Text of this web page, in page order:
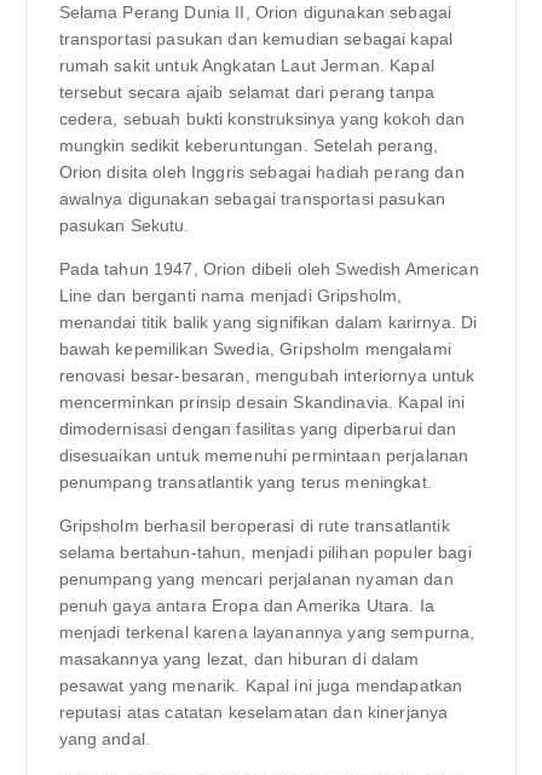
Selama Perang Dunia II, Orion digunakan sebagai
transportasi pasukan dan kemudian sebagai kapal
rumah sakit untuk Angkatan Laut Jerman. Kapal
tersebut secara ajaib selamat dari perang tanpa
cedera, sebuah bukti konstruksinya yang kokoh dan
mungkin sedikit keberuntungan. Setelah perang,
Orion disita oleh Inggris sebagai hadiah perang dan
awalnya digunakan sebagai transportasi pasukan
pasukan Sekutu.
Pada tahun 1947, Orion dibeli oleh Swedish American
Line dan berganti nama menjadi Gripsholm,
menandai titik balik yang signifikan dalam karirnya. Di
bawah kepemilikan Swedia, Gripsholm mengalami
renovasi besar-besaran, mengubah interiornya untuk
mencerminkan prinsip desain Skandinavia. Kapal ini
dimodernisasi dengan fasilitas yang diperbarui dan
disesuaikan untuk memenuhi permintaan perjalanan
penumpang transatlantik yang terus meningkat.
Gripsholm berhasil beroperasi di rute transatlantik
selama bertahun-tahun, menjadi pilihan populer bagi
penumpang yang mencari perjalanan nyaman dan
penuh gaya antara Eropa dan Amerika Utara. Ia
menjadi terkenal karena layanannya yang sempurna,
masakannya yang lezat, dan hiburan di dalam
pesawat yang menarik. Kapal ini juga mendapatkan
reputasi atas catatan keselamatan dan kinerjanya
yang andal.